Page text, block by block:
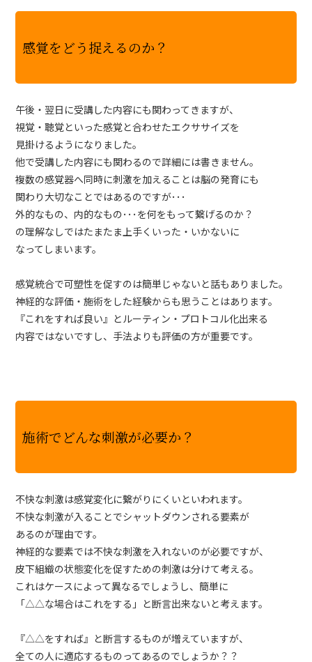
感覚をどう捉えるのか？
午後・翌日に受講した内容にも関わってきますが、
視覚・聴覚といった感覚と合わせたエクササイズを
見掛けるようになりました。
他で受講した内容にも関わるので詳細には書きません。
複数の感覚器へ同時に刺激を加えることは脳の発育にも
関わり大切なことではあるのですが･･･
外的なもの、内的なもの･･･を何をもって繋げるのか？
の理解なしではたまたま上手くいった・いかないに
なってしまいます。
感覚統合で可塑性を促すのは簡単じゃないと話もありました。
神経的な評価・施術をした経験からも思うことはあります。
『これをすれば良い』とルーティン・プロトコル化出来る
内容ではないですし、手法よりも評価の方が重要です。
施術でどんな刺激が必要か？
不快な刺激は感覚変化に繋がりにくいといわれます。
不快な刺激が入ることでシャットダウンされる要素が
あるのが理由です。
神経的な要素では不快な刺激を入れないのが必要ですが、
皮下組織の状態変化を促すための刺激は分けて考える。
これはケースによって異なるでしょうし、簡単に
「△△な場合はこれをする」と断言出来ないと考えます。
『△△をすれば』と断言するものが増えていますが、
全ての人に適応するものってあるのでしょうか？？